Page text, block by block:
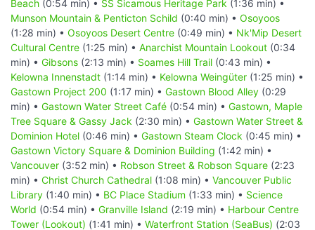
Beach (0:54 min) • SS Sicamous Heritage Park (1:36 min) •
Munson Mountain & Penticton Schild (0:40 min) • Osoyoos
(1:28 min) • Osoyoos Desert Centre (0:49 min) • Nk'Mip Desert
Cultural Centre (1:25 min) • Anarchist Mountain Lookout (0:34
min) • Gibsons (2:13 min) • Soames Hill Trail (0:43 min) •
Kelowna Innenstadt (1:14 min) • Kelowna Weingüter (1:25 min) •
Gastown Project 200 (1:17 min) • Gastown Blood Alley (0:29
min) • Gastown Water Street Café (0:54 min) • Gastown, Maple
Tree Square & Gassy Jack (2:30 min) • Gastown Water Street &
Dominion Hotel (0:46 min) • Gastown Steam Clock (0:45 min) •
Gastown Victory Square & Dominion Building (1:42 min) •
Vancouver (3:52 min) • Robson Street & Robson Square (2:23
min) • Christ Church Cathedral (1:08 min) • Vancouver Public
Library (1:40 min) • BC Place Stadium (1:33 min) • Science
World (0:54 min) • Granville Island (2:19 min) • Harbour Centre
Tower (Lookout) (1:41 min) • Waterfront Station (SeaBus) (2:03